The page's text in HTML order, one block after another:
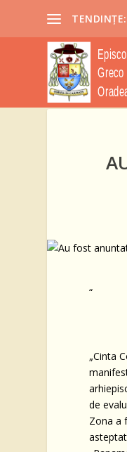
TENDINȚE:
“
„Cinta
de
Zona a